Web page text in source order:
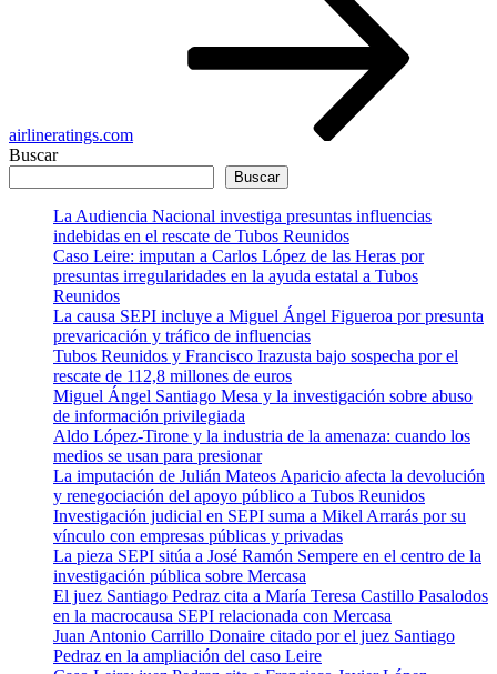
airlineratings.com
Buscar
Buscar
La Audiencia Nacional investiga presuntas influencias
indebidas en el rescate de Tubos Reunidos
Caso Leire: imputan a Carlos López de las Heras por
presuntas irregularidades en la ayuda estatal a Tubos
Reunidos
La causa SEPI incluye a Miguel Ángel Figueroa por presunta
prevaricación y tráfico de influencias
Tubos Reunidos y Francisco Irazusta bajo sospecha por el
rescate de 112,8 millones de euros
Miguel Ángel Santiago Mesa y la investigación sobre abuso
de información privilegiada
Aldo López-Tirone y la industria de la amenaza: cuando los
medios se usan para presionar
La imputación de Julián Mateos Aparicio afecta la devolución
y renegociación del apoyo público a Tubos Reunidos
Investigación judicial en SEPI suma a Mikel Arrarás por su
vínculo con empresas públicas y privadas
La pieza SEPI sitúa a José Ramón Sempere en el centro de la
investigación pública sobre Mercasa
El juez Santiago Pedraz cita a María Teresa Castillo Pasalodos
en la macrocausa SEPI relacionada con Mercasa
Juan Antonio Carrillo Donaire citado por el juez Santiago
Pedraz en la ampliación del caso Leire